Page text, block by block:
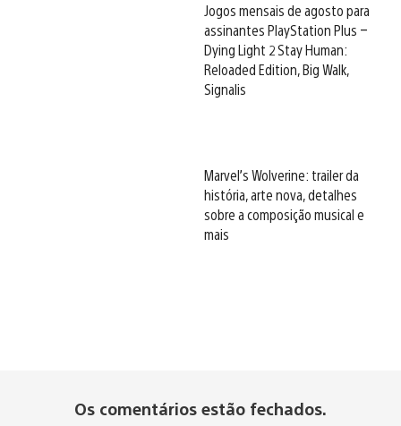
Jogos mensais de agosto para
assinantes PlayStation Plus –
Dying Light 2 Stay Human:
Reloaded Edition, Big Walk,
Signalis
Marvel’s Wolverine: trailer da
história, arte nova, detalhes
sobre a composição musical e
mais
Os comentários estão fechados.